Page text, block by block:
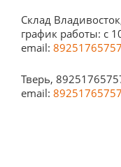
Склад
график работы: с
email:
Тверь,
email: